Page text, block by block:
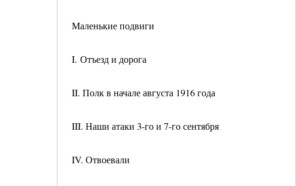
Маленькие подвиги
I. Отъезд и дорога
II. Полк в начале августа 1916 года
III. Наши атаки 3-го и 7-го сентября
IV. Отвоевали